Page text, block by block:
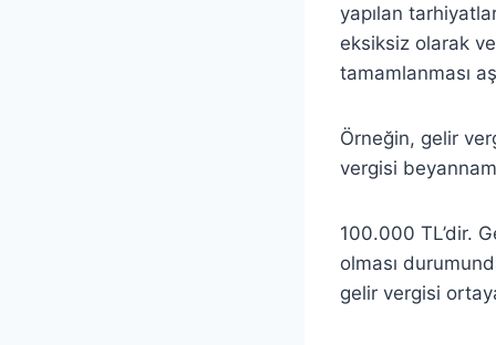
yapılan
eksiksiz olarak
tamamlanması
Örneğin, gelir
vergisi
100.000 TL’dir.
olması
gelir vergisi